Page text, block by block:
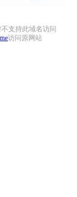
支持此域名访问
访问原网站